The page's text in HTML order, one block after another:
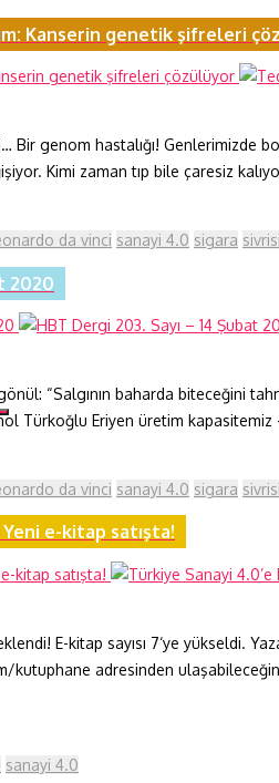
Kanserin genetik şifreleri
Bir genom hastalığı!
Kimi zaman tıp bile çaresiz
da vinci sanayi 4.0 sigara
2020
“Salgının baharda biteceğini
Türkoğlu Eriyen üretim
da vinci sanayi 4.0 sigara
Yeni e-kitap satışta!
E-kitap sayısı 7‘ye yükseldi.
adresinden
sanayi 4.0